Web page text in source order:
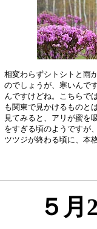
相変わらずシトシトと雨
のでしょうが、寒いんで
んですけどね。こちらで
も関東で見かけるものと
見てみると、アリが蜜を
をすぎる頃のようですが
５月